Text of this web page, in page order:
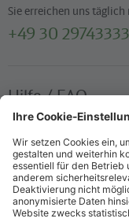
Sie erreichen uns
+49 30 29743333
Hilfe / FAQ
Die wichtigsten
Verkaufsstellen
Ticketverkauf und